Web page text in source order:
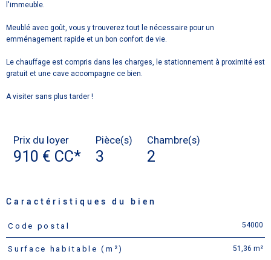
l'immeuble.
Meublé avec goût, vous y trouverez tout le nécessaire pour un
emménagement rapide et un bon confort de vie.
Le chauffage est compris dans les charges, le stationnement à proximité est
gratuit et une cave accompagne ce bien.
A visiter sans plus tarder !
Prix du loyer
910 € CC*
Pièce(s)
3
Chambre(s)
2
Caractéristiques du bien
Caractéristiques
Code postal 54000
Surface habitable (m²) 51,36 m²